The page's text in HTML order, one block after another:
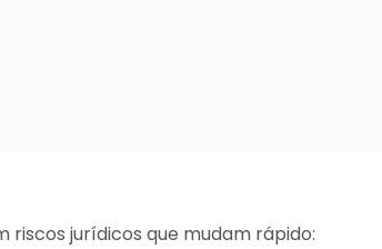
jurídicos que mudam rápido: